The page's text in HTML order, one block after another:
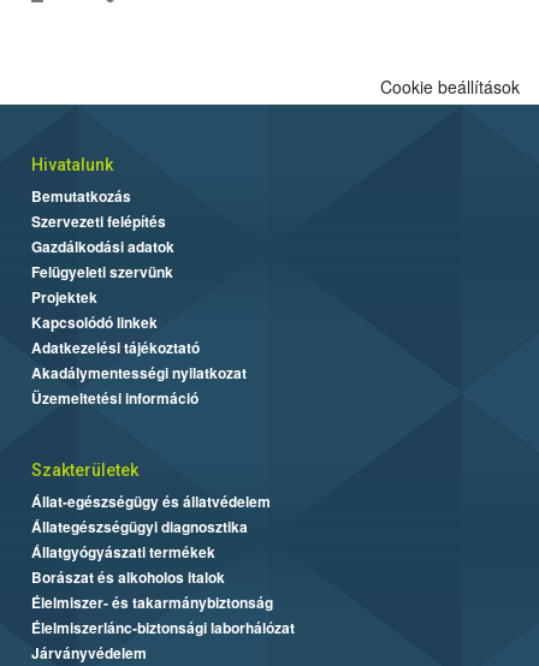
Cookie beállítások
Hivatalunk
Bemutatkozás
Szervezeti felépítés
Gazdálkodási adatok
Felügyeleti szervünk
Projektek
Kapcsolódó linkek
Adatkezelési tájékoztató
Akadálymentességi nyilatkozat
Üzemeltetési információ
Szakterületek
Állat-egészségügy és állatvédelem
Állategészségügyi diagnosztika
Állatgyógyászati termékek
Borászat és alkoholos italok
Élelmiszer- és takarmánybiztonság
Élelmiszerlánc-biztonsági laborhálózat
Járványvédelem